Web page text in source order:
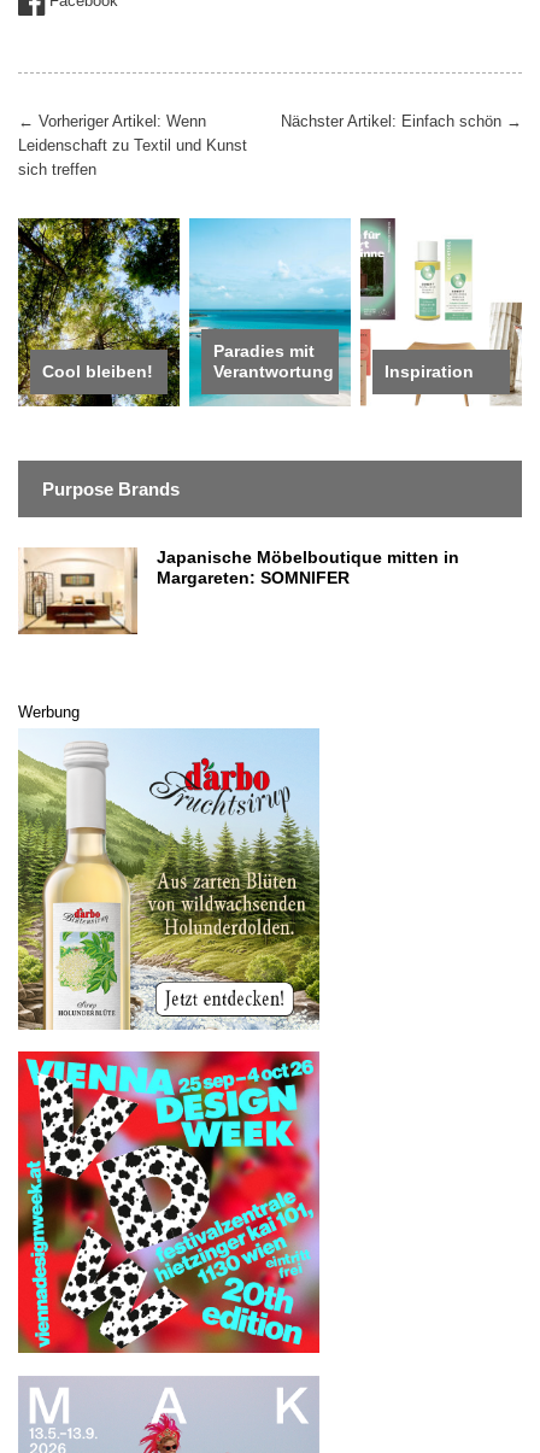
← Vorheriger Artikel: Wenn
Leidenschaft zu Textil und Kunst
sich treffen
Nächster Artikel: Einfach schön →
Cool bleiben!
Paradies mit
Verantwortung
Inspiration
Purpose Brands
Japanische Möbelboutique mitten in
Margareten: SOMNIFER
Werbung